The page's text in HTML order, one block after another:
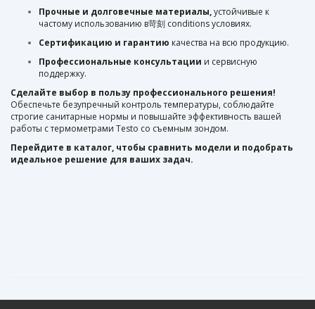
Прочные и долговечные материалы,устойчивые к
частому использованию в苛刻 conditions условиях.
Сертификацию и гарантию качества на всю продукцию.
Профессиональные консультации и сервисную
поддержку.
Сделайте выбор в пользу профессионального решения!
Обеспечьте безупречный контроль температуры, соблюдайте
строгие санитарные нормы и повышайте эффективность вашей
работы с термометрами Testo со съемным зондом.
Перейдите в каталог, чтобы сравнить модели и подобрать
идеальное решение для ваших задач.